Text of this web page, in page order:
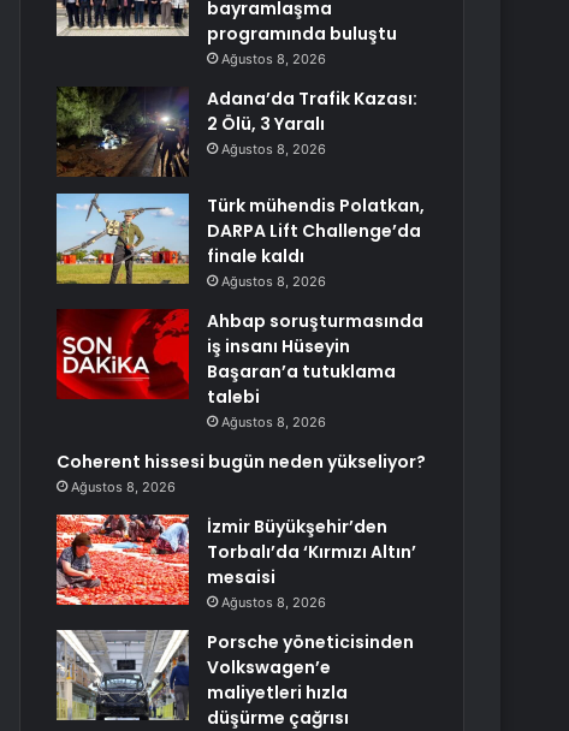
bayramlaşma
programında buluştu
Ağustos 8, 2026
Adana’da Trafik Kazası:
2 Ölü, 3 Yaralı
Ağustos 8, 2026
Türk mühendis Polatkan,
DARPA Lift Challenge’da
finale kaldı
Ağustos 8, 2026
Ahbap soruşturmasında
iş insanı Hüseyin
Başaran’a tutuklama
talebi
Ağustos 8, 2026
Coherent hissesi bugün neden yükseliyor?
Ağustos 8, 2026
İzmir Büyükşehir’den
Torbalı’da ‘Kırmızı Altın’
mesaisi
Ağustos 8, 2026
Porsche yöneticisinden
Volkswagen’e
maliyetleri hızla
düşürme çağrısı